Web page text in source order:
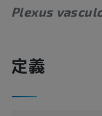
Plexus
定義